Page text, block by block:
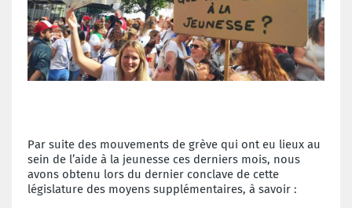
Par suite des mouvements de grève qui ont eu lieux au
sein de l’aide à la jeunesse ces derniers mois, nous
avons obtenu lors du dernier conclave de cette
législature des moyens supplémentaires, à savoir :